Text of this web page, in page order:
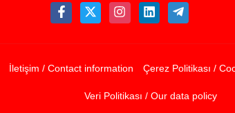
İletişim / Contact information Çerez Politikası /
Veri Politikası / Our data policy